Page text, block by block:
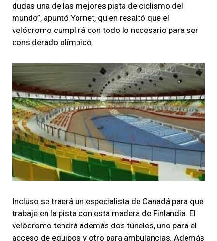
dudas una de las mejores pista de ciclismo del
mundo”, apuntó Yornet, quien resaltó que el
velódromo cumplirá con todo lo necesario para ser
considerado olímpico.
Incluso se traerá un especialista de Canadá para que
trabaje en la pista con esta madera de Finlandia. El
velódromo tendrá además dos túneles, uno para el
acceso de equipos y otro para ambulancias. Además